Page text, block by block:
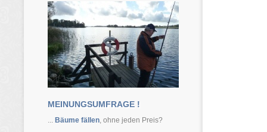
MEINUNGSUMFRAGE !
... Bäume fällen, ohne jeden Preis?